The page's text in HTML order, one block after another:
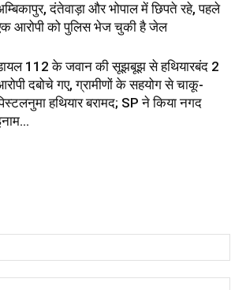
दंतेवाड़ा और भोपाल में छिपते रहे, पहले
आरोपी को पुलिस भेज चुकी है जेल
112 के जवान की सूझबूझ से हथियारबंद 2
दबोचे गए, ग्रामीणों के सहयोग से चाकू-
हथियार बरामद; SP ने किया नगद